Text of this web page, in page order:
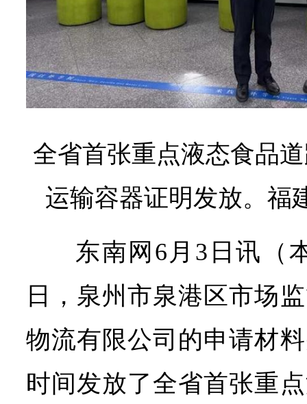
全省首张重点液态食品
运输容器证明发放。福
东南网6月3日讯（
日，泉州市泉港区市场
物流有限公司的申请材
时间发放了全省首张重